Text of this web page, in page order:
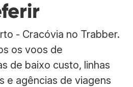
- Cracóvia no Trabber.
os voos de
de baixo custo, linhas
e agências de viagens